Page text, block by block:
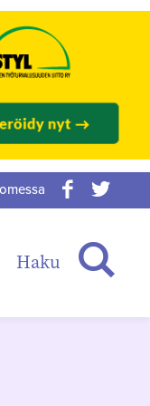
Haku